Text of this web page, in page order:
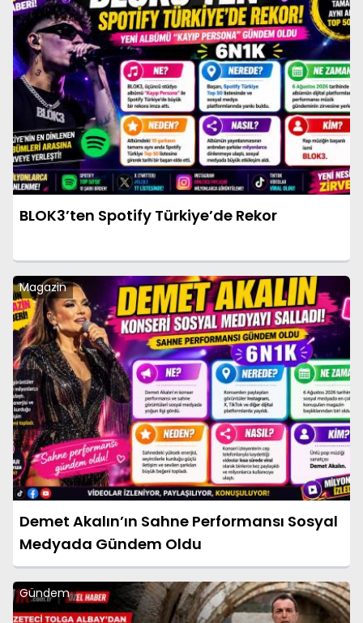
BLOK3’ten Spotify Türkiye’de Rekor
Magazin
Demet Akalın’ın Sahne Performansı Sosyal
Medyada Gündem Oldu
Gündem